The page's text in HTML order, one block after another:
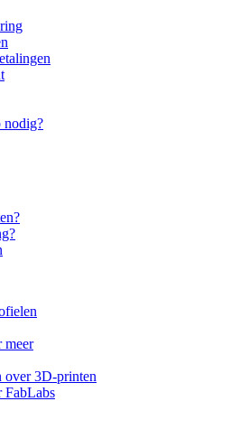
nodig?
meer
over 3D-printen
FabLabs